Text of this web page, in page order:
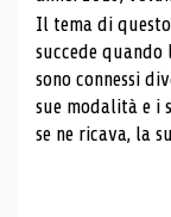
Il tema di
succede quando
sono connessi
sue modalità e i
se ne ricava, la